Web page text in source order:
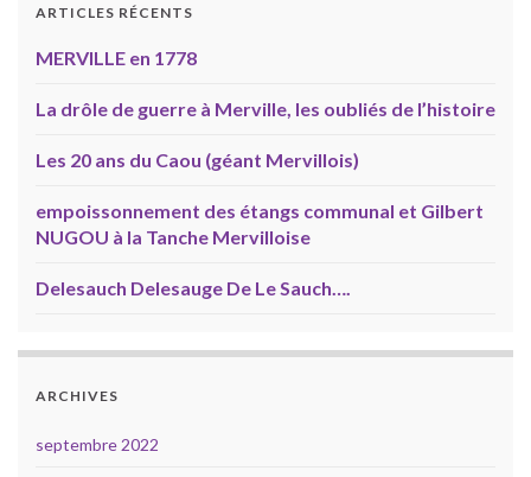
ARTICLES RÉCENTS
MERVILLE en 1778
La drôle de guerre à Merville, les oubliés de l’histoire
Les 20 ans du Caou (géant Mervillois)
empoissonnement des étangs communal et Gilbert
NUGOU à la Tanche Mervilloise
Delesauch Delesauge De Le Sauch….
ARCHIVES
septembre 2022